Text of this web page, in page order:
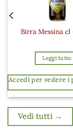
Birra Messina cl
Leggi tutto
Accedi per vedere i
Vedi tutti →